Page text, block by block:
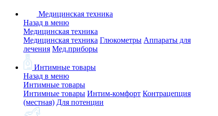
Медицинская техника
Назад в меню
Медицинская техника
Медицинская техника Глюкометры Аппараты для
лечения Мед.приборы
Интимные товары
Назад в меню
Интимные товары
Интимные товары Интим-комфорт Контрацепция
(местная) Для потенции